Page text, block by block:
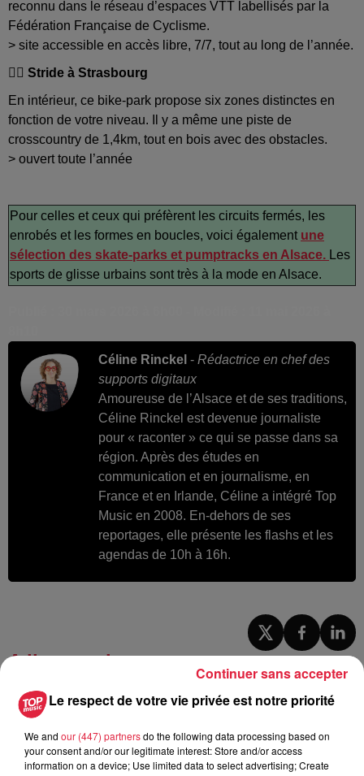
reconnu dans le réseau d’espaces VTT labellisés par la
Fédération Française de Cyclisme.
> site accessible en accès libre, 7/7, tout au long de l’année.
🚴‍♀️ Stride à Strasbourg
En intérieur, ce bike-park propose six zones distinctes en
fonction de votre niveau. Il y a même une piste de
crosscountry de 1,4km, tout en bois avec des obstacles.
> ouvert toute l’année
Pour celles et ceux qui préfèrent les circuits fermés, les
enrobés et les formes en boucles, voici également une
sélection des skate-parks et pumptracks en Alsace. Les
sports de glisse urbains sont très à la mode en Alsace.
Céline Rinckel - Rédactrice en chef des
supports digitaux
Amoureuse de l’Alsace et de ses traditions,
Céline Rinckel est devenue journaliste
pour « raconter » ce qui se passe dans sa
région. Après des études en
communication et en journalisme, en
France et en Irlande, Céline a intégré Top
Music en 2008. En-dehors de ses
reportages, elle présente les flashs et les
agendas de 10h à 16h.
A lire aussi
6 août 2026
robinets
Le respect de votre vie privée est notre priorité
We and our (447) partnersdo the following data processing based on
your consent and/or our legitimate interest: Store and/or access
information on a device; Use limited data to select advertising; Create
Continuer sans accepter